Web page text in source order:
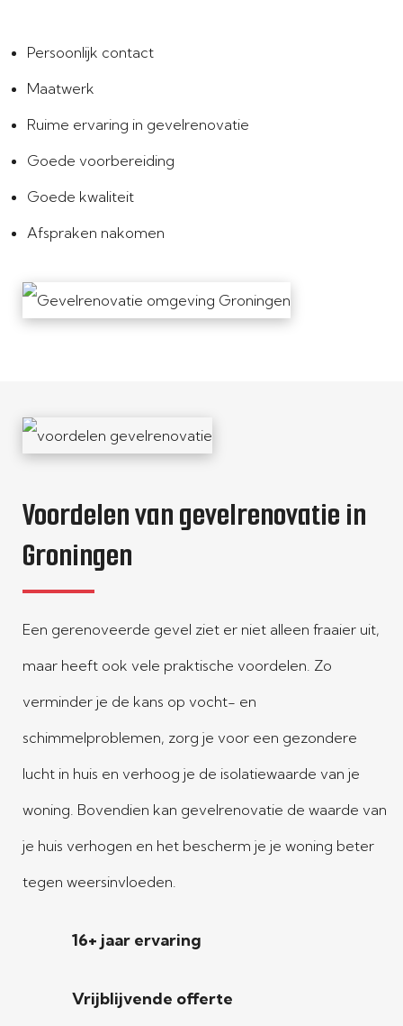
Persoonlijk contact
Maatwerk
Ruime ervaring in gevelrenovatie
Goede voorbereiding
Goede kwaliteit
Afspraken nakomen
Voordelen van gevelrenovatie in
Groningen
Een gerenoveerde gevel ziet er niet alleen fraaier uit,
maar heeft ook vele praktische voordelen. Zo
verminder je de kans op vocht- en
schimmelproblemen, zorg je voor een gezondere
lucht in huis en verhoog je de isolatiewaarde van je
woning. Bovendien kan gevelrenovatie de waarde van
je huis verhogen en het bescherm je je woning beter
tegen weersinvloeden.
16+ jaar ervaring
Vrijblijvende offerte